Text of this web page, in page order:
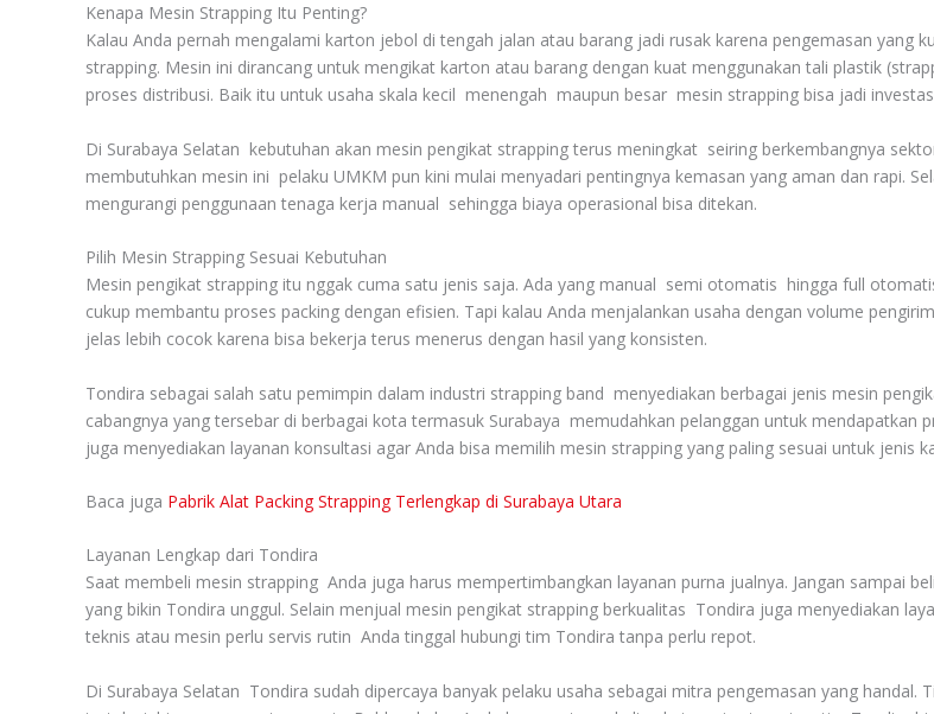
Kenapa Mesin Strapping Itu Penting?
Kalau Anda pernah mengalami karton jebol di tengah jalan atau barang jadi rusak karena pengemasan
strapping. Mesin ini dirancang untuk mengikat karton atau barang dengan kuat menggunakan tali plastik
proses distribusi. Baik itu untuk usaha skala kecil menengah maupun besar mesin strapping bisa jadi
Di Surabaya Selatan kebutuhan akan mesin pengikat strapping terus meningkat seiring berkembangnya
membutuhkan mesin ini pelaku UMKM pun kini mulai menyadari pentingnya kemasan yang aman dan rapi.
mengurangi penggunaan tenaga kerja manual sehingga biaya operasional bisa ditekan.
Pilih Mesin Strapping Sesuai Kebutuhan
Mesin pengikat strapping itu nggak cuma satu jenis saja. Ada yang manual semi otomatis hingga full
cukup membantu proses packing dengan efisien. Tapi kalau Anda menjalankan usaha dengan volume
jelas lebih cocok karena bisa bekerja terus menerus dengan hasil yang konsisten.
Tondira sebagai salah satu pemimpin dalam industri strapping band menyediakan berbagai jenis mesin
cabangnya yang tersebar di berbagai kota termasuk Surabaya memudahkan pelanggan untuk
juga menyediakan layanan konsultasi agar Anda bisa memilih mesin strapping yang paling sesuai untuk jenis
Baca juga Pabrik Alat Packing Strapping Terlengkap di Surabaya Utara
Layanan Lengkap dari Tondira
Saat membeli mesin strapping Anda juga harus mempertimbangkan layanan purna jualnya. Jangan sampai
yang bikin Tondira unggul. Selain menjual mesin pengikat strapping berkualitas Tondira juga menyediakan
teknis atau mesin perlu servis rutin Anda tinggal hubungi tim Tondira tanpa perlu repot.
Di Surabaya Selatan Tondira sudah dipercaya banyak pelaku usaha sebagai mitra pengemasan yang